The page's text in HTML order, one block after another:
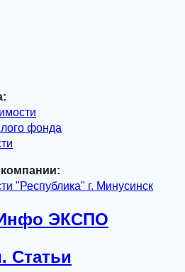
фонда
"Республика" г. Минусинск
ЭКСПО
Статьи